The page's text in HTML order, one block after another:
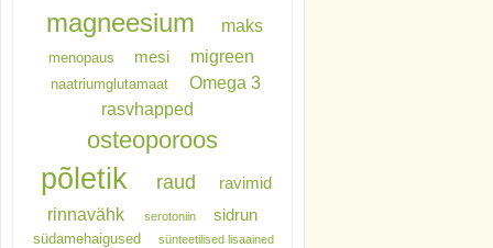
magneesium maks
menopaus mesi migreen
naatriumglutamaat
Omega 3
rasvhapped
osteoporoos
põletik raud ravimid
rinnavähk serotoniin sidrun
südamehaigused sünteetilised lisaained